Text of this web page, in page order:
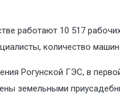
работают 10 517
количество
Рогунской ГЭС, в
земельными